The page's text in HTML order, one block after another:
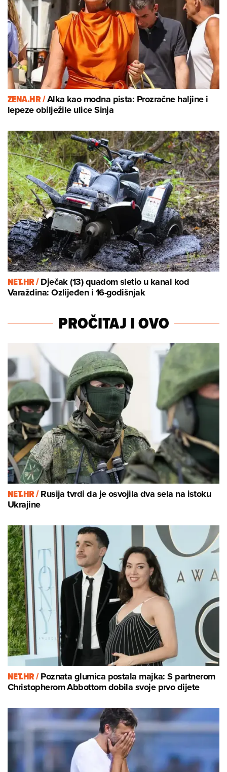
ZENA.HR /Alka kao modna pista: Prozračne haljine i
lepeze obilježile ulice Sinja
NET.HR /Dječak (13) quadom sletio u kanal kod
Varaždina: Ozlijeđen i 16-godišnjak
PROČITAJ I OVO
NET.HR /Rusija tvrdi da je osvojila dva sela na istoku
Ukrajine
NET.HR /Poznata glumica postala majka: S partnerom
Christopherom Abbottom dobila svoje prvo dijete